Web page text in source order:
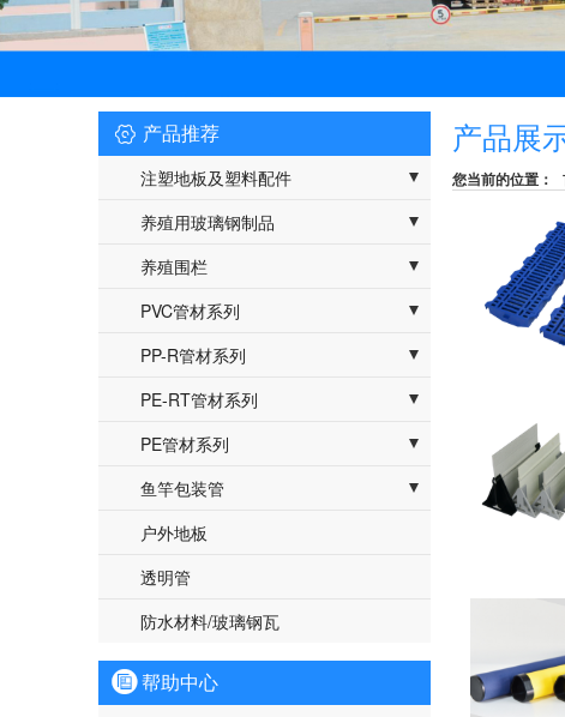
产品展
您当前的位置：
 产品推荐
注塑地板及塑料配件
- 注塑地板
- 注塑配件
- 阻燃地板
养殖用玻璃钢制品
- 玻璃钢支撑
- 玻璃钢其他型材
养殖围栏
- PVC板材
- pvc型材
- 异型材
- pp板
PVC管材系列
- PVC排水管|PVC给水管
PP-R管材系列
- PP-R冷热水管
PE-RT管材系列
- PE-RT耐热聚乙烯管道系统（地暖）
PE管材系列
- HDPE给水管
鱼竿包装管
- PVC圆管系列
- PVC异型管系列
- PVC发泡管系列
- PP管系列
- 鱼竿管盖子
户外地板
透明管
防水材料/玻璃钢瓦
帮助中心